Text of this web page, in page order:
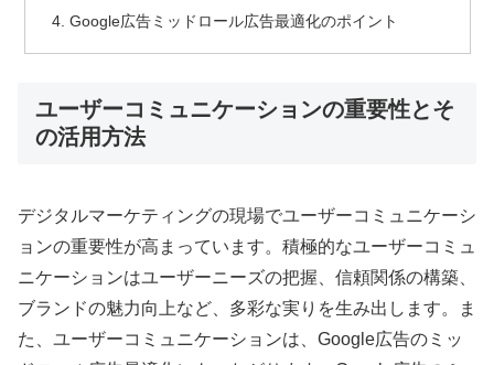
Google広告ミッドロール広告最適化のポイント
ユーザーコミュニケーションの重要性とそ
の活用方法
デジタルマーケティングの現場でユーザーコミュニケーシ
ョンの重要性が高まっています。積極的なユーザーコミュ
ニケーションはユーザーニーズの把握、信頼関係の構築、
ブランドの魅力向上など、多彩な実りを生み出します。ま
た、ユーザーコミュニケーションは、Google広告のミッ